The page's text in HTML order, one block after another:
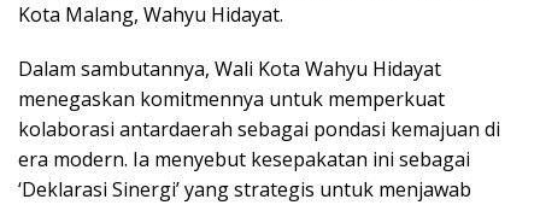
Kota Malang, Wahyu Hidayat.
Dalam sambutannya, Wali Kota Wahyu Hidayat
menegaskan komitmennya untuk memperkuat
kolaborasi antardaerah sebagai pondasi kemajuan di
era modern. Ia menyebut kesepakatan ini sebagai
‘Deklarasi Sinergi’ yang strategis untuk menjawab